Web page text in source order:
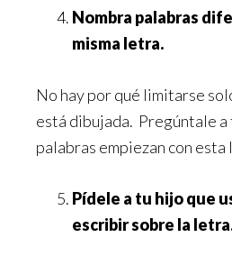
Nombra palabras
misma letra.
No hay por qué limitarse
está dibujada. Pregúntale a
palabras empiezan con esta
Pídele a tu hijo que
escribir sobre la